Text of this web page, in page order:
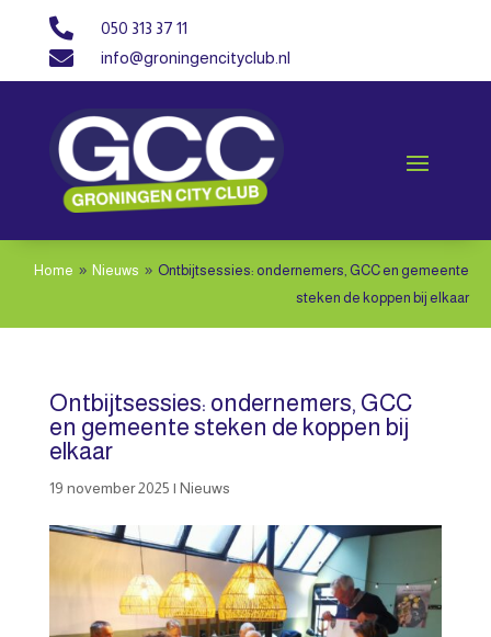
 050 313 37 11
 info@groningencityclub.nl
Home 9 Nieuws 9 Ontbijtsessies: ondernemers, GCC en gemeente
steken de koppen bij elkaar
Ontbijtsessies: ondernemers, GCC
en gemeente steken de koppen bij
elkaar
19 november 2025 | Nieuws